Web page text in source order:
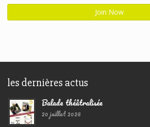
les dernières actus
Balade théâtralisée
20 juillet 2026